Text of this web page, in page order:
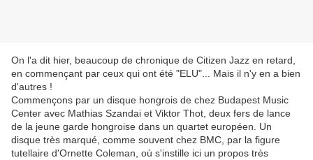
On l'a dit hier, beaucoup de chronique de Citizen Jazz en retard,
en commençant par ceux qui ont été "ELU"... Mais il n'y en a bien
d'autres !
Commençons par un disque hongrois de chez Budapest Music
Center avec Mathias Szandai et Viktor Thot, deux fers de lance
de la jeune garde hongroise dans un quartet européen. Un
disque très marqué, comme souvent chez BMC, par la figure
tutellaire d'Ornette Coleman, où s'instille ici un propos très